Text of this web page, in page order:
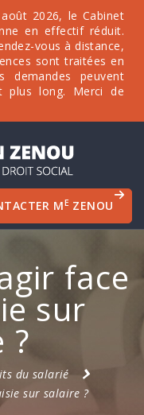
2026, le Cabinet
en effectif réduit.
vous à distance,
sont traitées en
peuvent
plus long. Merci de
ME ZENOU
face
sur
?
du salarié
sur salaire ?